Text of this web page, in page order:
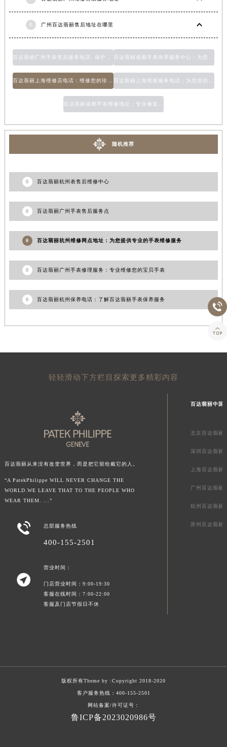
广州百达翡丽售后地址在哪里
百达翡丽广州手表售后服务电话- 保护您珍贵手表的最佳选择 百达翡丽成都手表保养服务中心：为您的手表提供专业维修和保养服务
百达翡丽上海维修店电话：维修您的珍贵腕表 百达翡丽上海维修服务电话：为您提供专业的手表维修服务
百达翡丽成都手表维修地址：专业修复您的珍贵手表
随机推荐
0 百达翡丽杭州表售后维修中心
0 百达翡丽广州手表售后服务点
0 百达翡丽杭州维修网点地址：为您提供专业的手表维修服务
0 百达翡丽广州手表修理服务：专业维修您的宝贝手表
0 百达翡丽杭州保养电话：了解百达翡丽手表保养服务
轻轻滑动下方栏目探索更多精彩内容
百达翡丽从来没有改变世界，而是把它留给戴它的人。
“A PatekPhilippe WILL NEVER CHANGE THE
WORLD.WE LEAVE THAT TO THE PEOPLE WHO
WEAR THEM. ...”
 总部服务热线
400-155-2501

营业时间：
门店营业时间：9:00-19:30
客服在线时间：7:00-22:00
客服及门店节假日不休
百达翡丽中国
北京百达翡丽
深圳百达翡丽
上海百达翡丽
广州百达翡丽
杭州百达翡丽
苏州百达翡丽
版权所有Theme by :Copyright 2018-2020
客户服务热线： 400-155-2501
网站备案/许可证号：
鲁ICP备2023020986号

